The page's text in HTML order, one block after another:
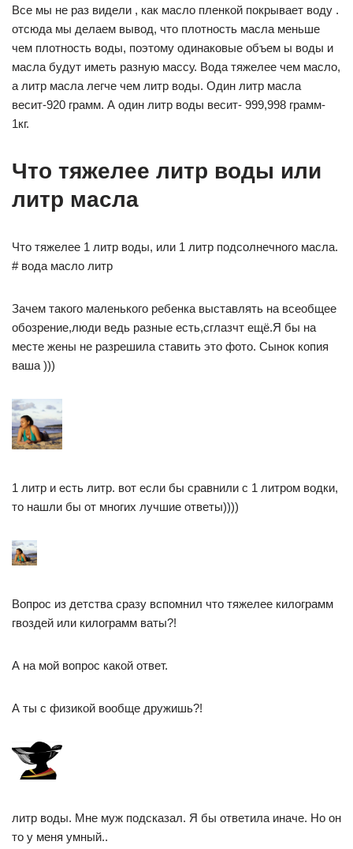
Все мы не раз видели , как масло пленкой покрывает воду .
отсюда мы делаем вывод, что плотность масла меньше
чем плотность воды, поэтому одинаковые объем ы воды и
масла будут иметь разную массу. Вода тяжелее чем масло,
а литр масла легче чем литр воды. Один литр масла
весит-920 грамм. А один литр воды весит- 999,998 грамм-
1кг.
Что тяжелее литр воды или
литр масла
Что тяжелее 1 литр воды, или 1 литр подсолнечного масла.
# вода масло литр
Зачем такого маленького ребенка выставлять на всеобщее
обозрение,люди ведь разные есть,сглазчт ещё.Я бы на
месте жены не разрешила ставить это фото. Сынок копия
ваша )))
1 литр и есть литр. вот если бы сравнили с 1 литром водки,
то нашли бы от многих лучшие ответы))))
Вопрос из детства сразу вспомнил что тяжелее килограмм
гвоздей или килограмм ваты?!
А на мой вопрос какой ответ.
А ты с физикой вообще дружишь?!
литр воды. Мне муж подсказал. Я бы ответила иначе. Но он
то у меня умный..